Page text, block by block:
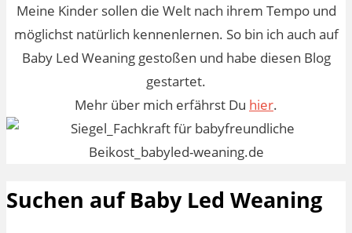
Meine Kinder sollen die Welt nach ihrem Tempo und
möglichst natürlich kennenlernen. So bin ich auch auf
Baby Led Weaning gestoßen und habe diesen Blog
gestartet.
Mehr über mich erfährst Du hier.
Suchen auf Baby Led Weaning